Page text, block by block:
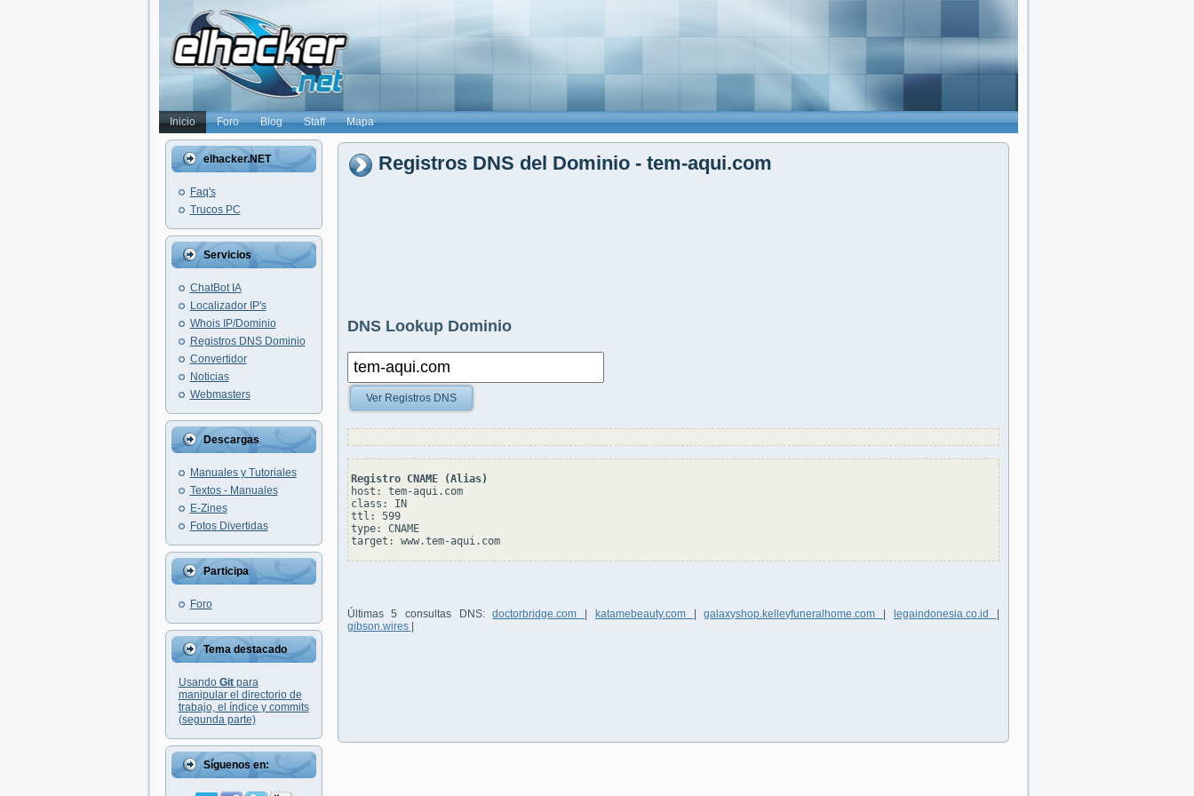
Inicio Foro Blog Staff Mapa
elhacker.NET
Faq's
Trucos PC
Servicios
ChatBot IA
Localizador IP's
Whois IP/Dominio
Registros DNS Dominio
Convertidor
Noticias
Webmasters
Descargas
Manuales y Tutoriales
Textos - Manuales
E-Zines
Fotos Divertidas
Participa
Foro
Tema destacado
Usando Git para
manipular el directorio de
trabajo, el índice y commits
(segunda parte)
Síguenos en:
Registros DNS del Dominio - tem-aqui.com
DNS Lookup Dominio
Ver Registros DNS
Registro CNAME (Alias)
host: tem-aqui.com
class: IN
ttl: 599
type: CNAME
target: www.tem-aqui.com
Últimas 5 consultas DNS:doctorbridge.com katamebeauty.com |galaxyshop.kelleyfuneralhome.com legaindonesia.co.id
gibson.wires